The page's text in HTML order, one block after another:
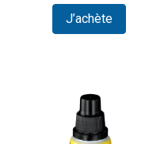
J’achète